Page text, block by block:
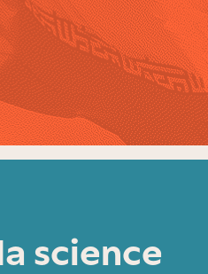
science